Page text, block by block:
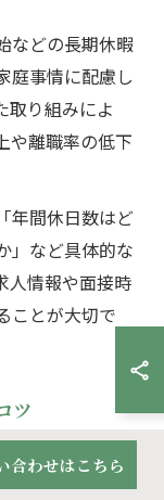
などの長期休暇
庭事情に配慮し
取り組みによ
や離職率の低下
年間休日数はど
」など具体的な
人情報や面接時
ことが大切で
ツ
場経験の積み
ます。特に造園
合わせはこちら